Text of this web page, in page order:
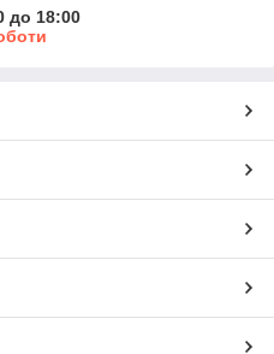
до 18:00